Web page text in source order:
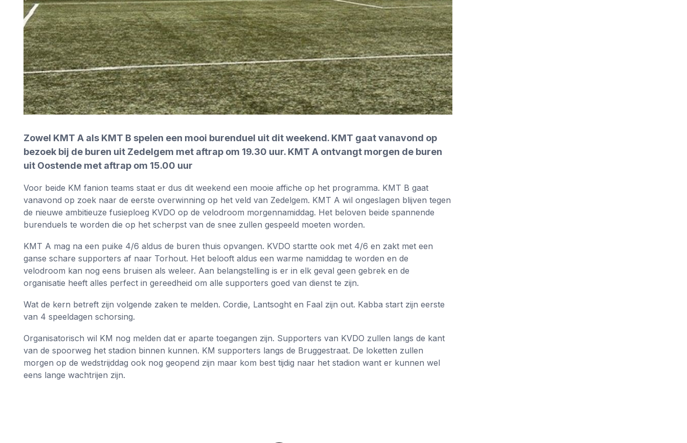
Zowel KMT A als KMT B spelen een mooi burenduel uit dit weekend. KMT gaat vanavond op
bezoek bij de buren uit Zedelgem met aftrap om 19.30 uur. KMT A ontvangt morgen de buren
uit Oostende met aftrap om 15.00 uur
Voor beide KM fanion teams staat er dus dit weekend een mooie affiche op het programma. KMT B gaat
vanavond op zoek naar de eerste overwinning op het veld van Zedelgem. KMT A wil ongeslagen blijven tegen
de nieuwe ambitieuze fusieploeg KVDO op de velodroom morgennamiddag. Het beloven beide spannende
burenduels te worden die op het scherpst van de snee zullen gespeeld moeten worden.
KMT A mag na een puike 4/6 aldus de buren thuis opvangen. KVDO startte ook met 4/6 en zakt met een
ganse schare supporters af naar Torhout. Het belooft aldus een warme namiddag te worden en de
velodroom kan nog eens bruisen als weleer. Aan belangstelling is er in elk geval geen gebrek en de
organisatie heeft alles perfect in gereedheid om alle supporters goed van dienst te zijn.
Wat de kern betreft zijn volgende zaken te melden. Cordie, Lantsoght en Faal zijn out. Kabba start zijn eerste
van 4 speeldagen schorsing.
Organisatorisch wil KM nog melden dat er aparte toegangen zijn. Supporters van KVDO zullen langs de kant
van de spoorweg het stadion binnen kunnen. KM supporters langs de Bruggestraat. De loketten zullen
morgen op de wedstrijddag ook nog geopend zijn maar kom best tijdig naar het stadion want er kunnen wel
eens lange wachtrijen zijn.